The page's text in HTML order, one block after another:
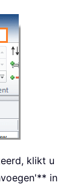
klikt u
in